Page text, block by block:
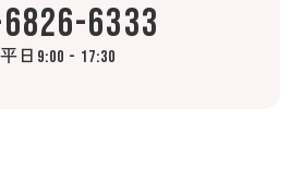
6333
平日 9:00 - 17:30